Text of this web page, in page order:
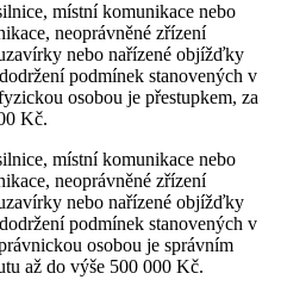
místní komunikace nebo
neoprávněné zřízení
nebo nařízené objížďky
podmínek stanovených v
osobou je přestupkem, za
Kč.
místní komunikace nebo
neoprávněné zřízení
nebo nařízené objížďky
podmínek stanovených v
osobou je správním
až do výše 500 000 Kč.